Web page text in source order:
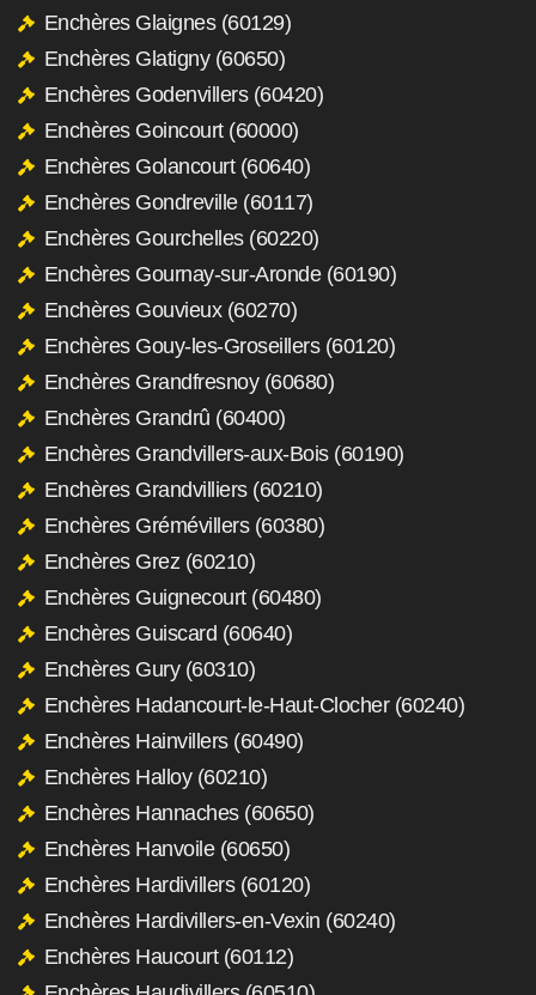
Enchères Glaignes (60129)
Enchères Glatigny (60650)
Enchères Godenvillers (60420)
Enchères Goincourt (60000)
Enchères Golancourt (60640)
Enchères Gondreville (60117)
Enchères Gourchelles (60220)
Enchères Gournay-sur-Aronde (60190)
Enchères Gouvieux (60270)
Enchères Gouy-les-Groseillers (60120)
Enchères Grandfresnoy (60680)
Enchères Grandrû (60400)
Enchères Grandvillers-aux-Bois (60190)
Enchères Grandvilliers (60210)
Enchères Grémévillers (60380)
Enchères Grez (60210)
Enchères Guignecourt (60480)
Enchères Guiscard (60640)
Enchères Gury (60310)
Enchères Hadancourt-le-Haut-Clocher (60240)
Enchères Hainvillers (60490)
Enchères Halloy (60210)
Enchères Hannaches (60650)
Enchères Hanvoile (60650)
Enchères Hardivillers (60120)
Enchères Hardivillers-en-Vexin (60240)
Enchères Haucourt (60112)